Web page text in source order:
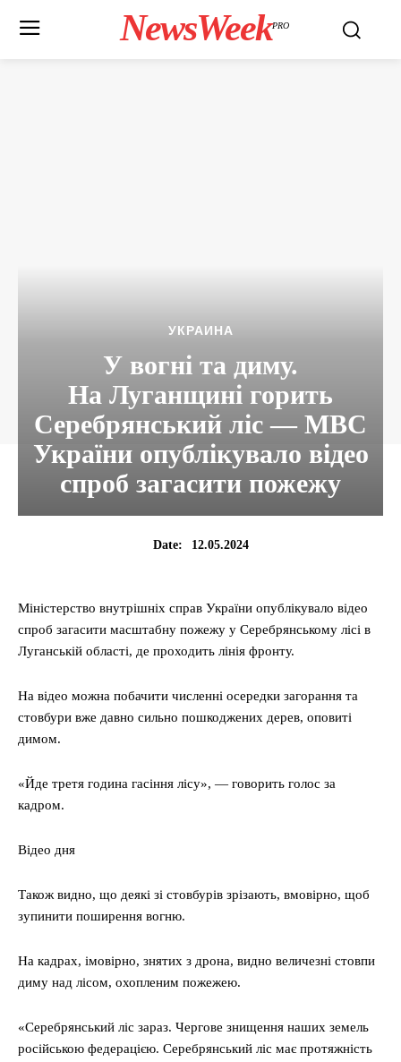
NewsWeekPRO
УКРАИНА
У вогні та диму.
На Луганщині горить
Серебрянський ліс — МВС
України опублікувало відео
спроб загасити пожежу
Date: 12.05.2024
Міністерство внутрішніх справ України опублікувало відео
спроб загасити масштабну пожежу у Серебрянському лісі в
Луганській області, де проходить лінія фронту.
На відео можна побачити численні осередки загорання та
стовбури вже давно сильно пошкоджених дерев, оповиті
димом.
«Йде третя година гасіння лісу», — говорить голос за
кадром.
Відео дня
Також видно, що деякі зі стовбурів зрізають, вмовірно, щоб
зупинити поширення вогню.
На кадрах, імовірно, знятих з дрона, видно величезні стовпи
диму над лісом, охопленим пожежею.
«Серебрянський ліс зараз. Чергове знищення наших земель
російською федерацією. Серебрянський ліс має протяжність